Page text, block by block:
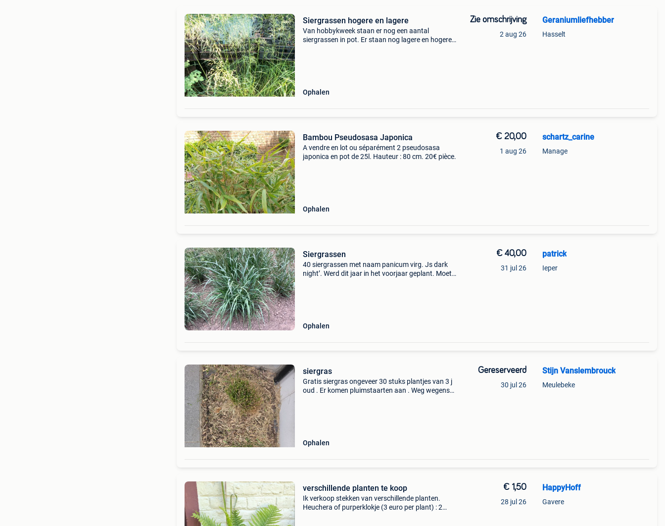
Siergrassen hogere en lagere
Van hobbykweek staan er nog een aantal
siergrassen in pot. Er staan nog lagere en hogere
Ophalen
Zie omschrijving
2 aug 26
Geraniumliefhebber
Hasselt
Bambou Pseudosasa Japonica
A vendre en lot ou séparément 2 pseudosasa
japonica en pot de 25l. Hauteur : 80 cm. 20€ pièce.
Ophalen
€ 20,00
1 aug 26
schartz_carine
Manage
Siergrassen
40 siergrassen met naam panicum virg. Js dark
night’. Werd dit jaar in het voorjaar geplant. Moet
Ophalen
€ 40,00
31 jul 26
patrick
Ieper
siergras
Gratis siergras ongeveer 30 stuks plantjes van 3 j
oud . Er komen pluimstaarten aan . Weg wegens
Ophalen
Gereserveerd
30 jul 26
Stijn Vanslembrouck
Meulebeke
verschillende planten te koop
Ik verkoop stekken van verschillende planten.
Heuchera of purperklokje (3 euro per plant) : 2
€ 1,50
28 jul 26
HappyHoff
Gavere